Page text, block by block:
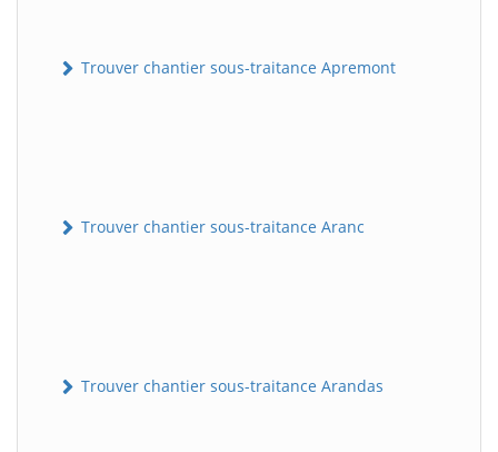
Trouver chantier sous-traitance Apremont
Trouver chantier sous-traitance Aranc
Trouver chantier sous-traitance Arandas